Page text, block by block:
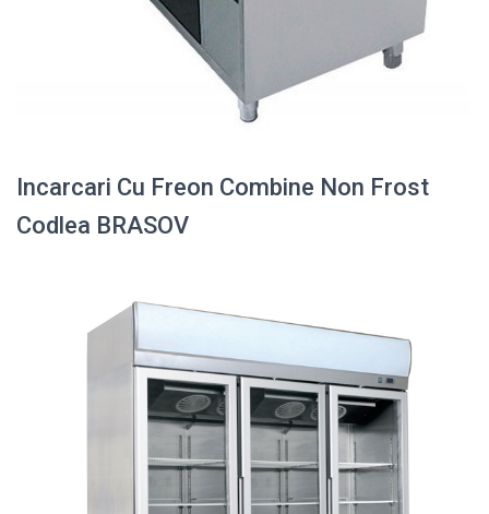
Incarcari Cu Freon Combine Non Frost
Codlea BRASOV